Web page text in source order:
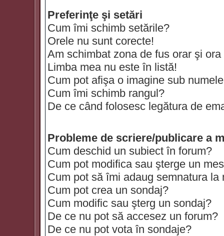
Preferinţe şi setări
Cum îmi schimb setările?
Orele nu sunt corecte!
Am schimbat zona de fus orar şi
Limba mea nu este în listă!
Cum pot afişa o imagine sub
Cum îmi schimb rangul?
De ce când folosesc legătura de
Probleme de scriere/publicare a
Cum deschid un subiect în forum?
Cum pot modifica sau şterge un
Cum pot să îmi adaug semnatura la
Cum pot crea un sondaj?
Cum modific sau şterg un sondaj?
De ce nu pot să accesez un forum?
De ce nu pot vota în sondaje?